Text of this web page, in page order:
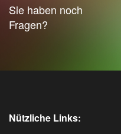
Sie haben noch
Fragen?
Nützliche Links: